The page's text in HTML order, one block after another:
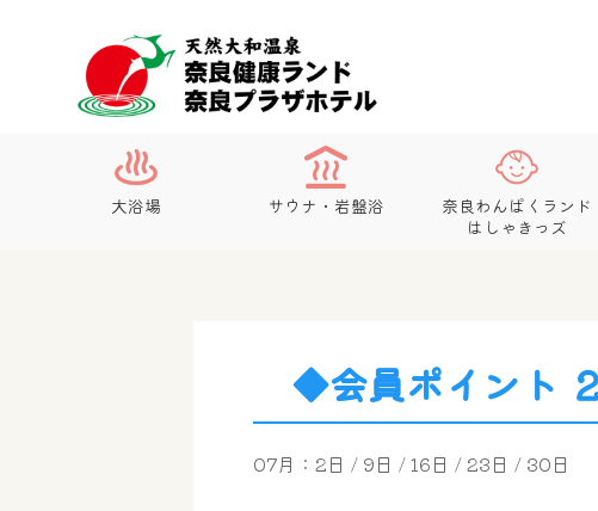
大浴場 サウナ・岩盤浴
奈良わんぱくランド
はしゃきっズ
◆会員ポイント
07月：2日 / 9日 / 16日 / 23日 / 30日